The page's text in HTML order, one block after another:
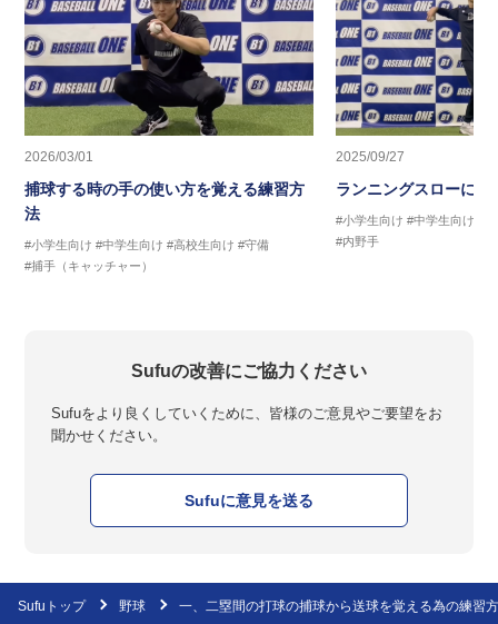
2026/03/01
捕球する時の手の使い方を覚える練習方
法
#小学生向け #中学生向け #高校生向け #守備
#捕手（キャッチャー）
2025/09/27
ランニングスローに繋
#小学生向け #中学生向け
#内野手
Sufuの改善にご協力ください
Sufuをより良くしていくために、皆様のご意見やご要望をお
聞かせください。
Sufuに意見を送る
Sufuトップ 野球 一、二塁間の打球の捕球から送球を覚える為の練習